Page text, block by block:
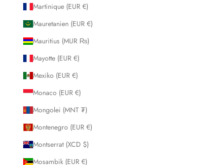
Martinique (EUR €)
Mauretanien (EUR €)
Mauritius (MUR ₨)
Mayotte (EUR €)
Mexiko (EUR €)
Monaco (EUR €)
Mongolei (MNT ₮)
Montenegro (EUR €)
Montserrat (XCD $)
Mosambik (EUR €)